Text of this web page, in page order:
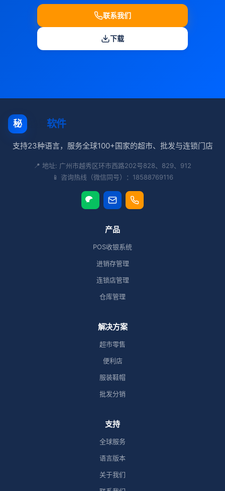
联系我们
下载
秘 软件
支持23种语言，服务全球100+国家的超市、批发与连锁门店
📍 地址: 广州市越秀区环市西路202号828、829、912
📱 咨询热线（微信同号）：18588769116
产品
POS收银系统
进销存管理
连锁店管理
仓库管理
解决方案
超市零售
便利店
服装鞋帽
批发分销
支持
全球服务
语言版本
关于我们